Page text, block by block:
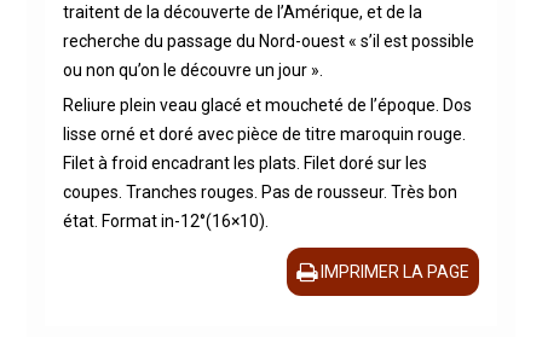
traitent de la découverte de l’Amérique, et de la
recherche du passage du Nord-ouest « s’il est possible
ou non qu’on le découvre un jour ».
Reliure plein veau glacé et moucheté de l’époque. Dos
lisse orné et doré avec pièce de titre maroquin rouge.
Filet à froid encadrant les plats. Filet doré sur les
coupes. Tranches rouges. Pas de rousseur. Très bon
état. Format in-12°(16×10).
IMPRIMER LA PAGE